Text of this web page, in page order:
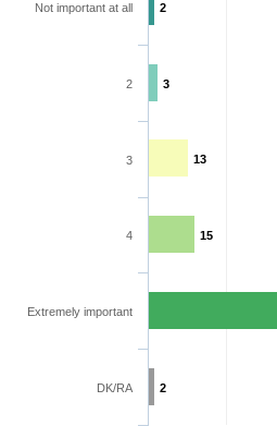
2
3
13
15
2
Not important at all
2
3
4
Extremely important
DK/RA